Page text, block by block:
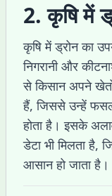
2. कृषि में
कृषि में ड्रोन का
निगरानी और
से किसान अपने
हैं, जिससे उन्हें फसल
होता है। इसके
डेटा भी मिलता
आसान हो जाता है।